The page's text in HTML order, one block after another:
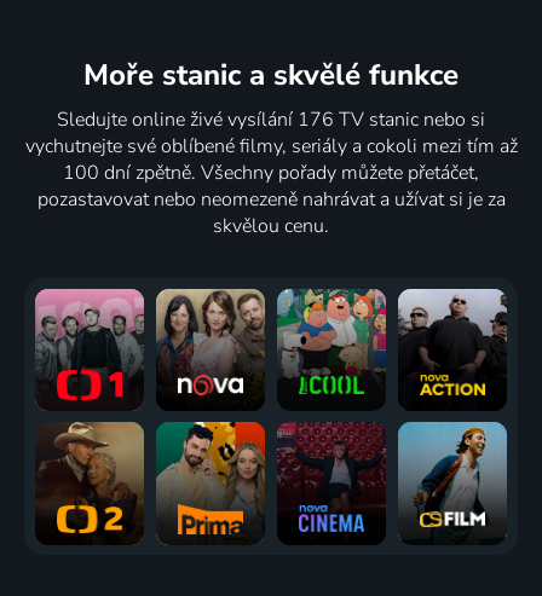
Moře stanic a skvělé funkce
Sledujte online živé vysílání 176 TV stanic nebo si
vychutnejte své oblíbené filmy, seriály a cokoli mezi tím až
100 dní zpětně. Všechny pořady můžete přetáčet,
pozastavovat nebo neomezeně nahrávat a užívat si je za
skvělou cenu.